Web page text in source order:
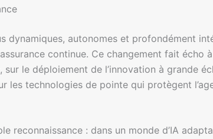
dynamiques, autonomes et profondément
continue. Ce changement fait écho
sur le déploiement de l’innovation à grande
les technologies de pointe qui protègent
reconnaissance : dans un monde d’IA